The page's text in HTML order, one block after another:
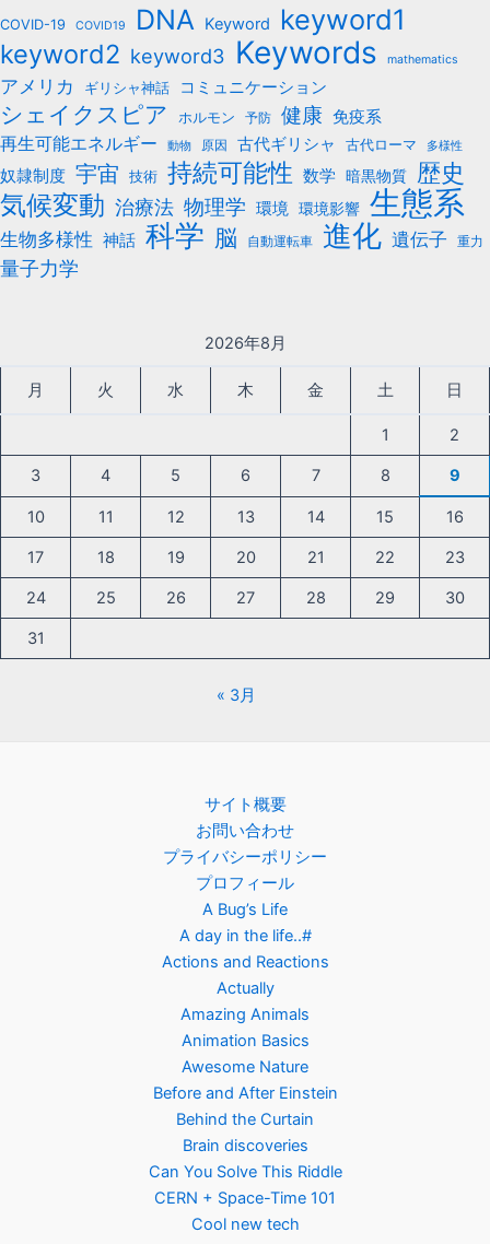
o
o
k
COVID-19 COVID19 DNA Keyword keyword1
keyword2 keyword3 Keywords mathematics
アメリカ ギリシャ神話 コミュニケーション
シェイクスピア ホルモン 予防 健康 免疫系
再生可能エネルギー
動物 原因 古代ギリシャ 古代ローマ 多様性
奴隷制度 宇宙 技術 持続可能性 数学 暗黒物質 歴史
気候変動 治療法 物理学 環境 環境影響 生態系
生物多様性 神話 科学 脳 自動運転車 進化 遺伝子 重力
量子力学
2026年8月
月 火 水 木 金 土 日
1 2
3 4 5 6 7 8 9
10 11 12 13 14 15 16
17 18 19 20 21 22 23
24 25 26 27 28 29 30
31
« 3月
サイト概要
お問い合わせ
プライバシーポリシー
プロフィール
A Bug’s Life
A day in the life..#
Actions and Reactions
Actually
Amazing Animals
Animation Basics
Awesome Nature
Before and After Einstein
Behind the Curtain
Brain discoveries
Can You Solve This Riddle
CERN + Space-Time 101
Cool new tech